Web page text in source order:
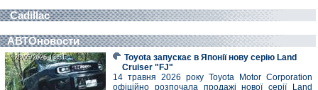
Cadillac
АВТОновости
28/05/2026 13:31
28/05/2026 13:31
Toyota запускає в Японії нову серію Land
Cruiser "FJ"
14 травня 2026 року Toyota Motor Corporation
офіційно розпочала продажі нової серії Land